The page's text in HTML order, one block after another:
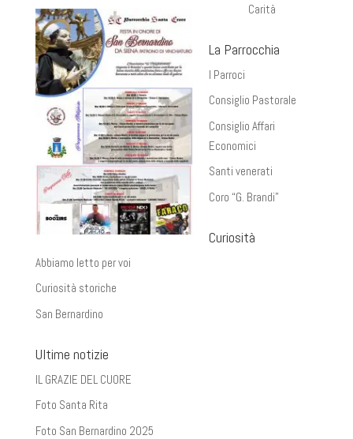
Carità
La Parrocchia
I Parroci
Consiglio Pastorale
Consiglio Affari
Economici
Santi venerati
Coro “G. Brandi”
Curiosità
Abbiamo letto per voi
Curiosità storiche
San Bernardino
Ultime notizie
IL GRAZIE DEL CUORE
Foto Santa Rita
Foto San Bernardino 2025